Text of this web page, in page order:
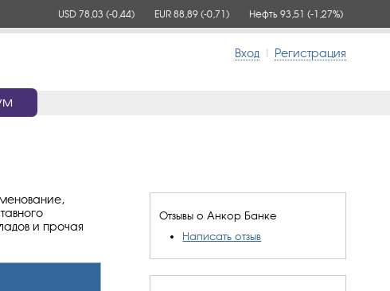
USD 78,03 (-0,44) EUR 88,89 (-0,71) Нефть 93,51 (-1,27%)
Вход | Регистрация
Отзывы о Анкор Банке
Написать отзыв
и прочая